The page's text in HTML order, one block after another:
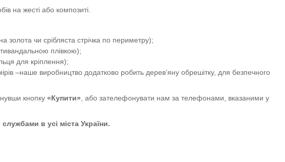
на жесті або композиті.
чи срібляста стрічка по периметру);
плівкою);
для кріплення);
–наше виробництво додатково робить дерев’яну обрешітку, для безпечного
кнопку «Купити» , або зателефонувати нам за телефонами, вказаними у
в усі міста України.